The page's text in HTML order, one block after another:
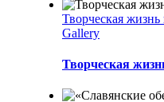
Творческая
Gallery
Творческая